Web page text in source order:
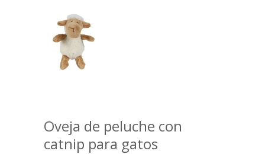
Oveja de peluche con
catnip para gatos